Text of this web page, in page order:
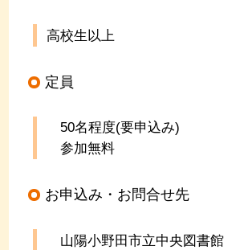
高校生以上
定員
50名程度(要申込み)
参加無料
お申込み・お問合せ先
山陽小野田市立中央図書館